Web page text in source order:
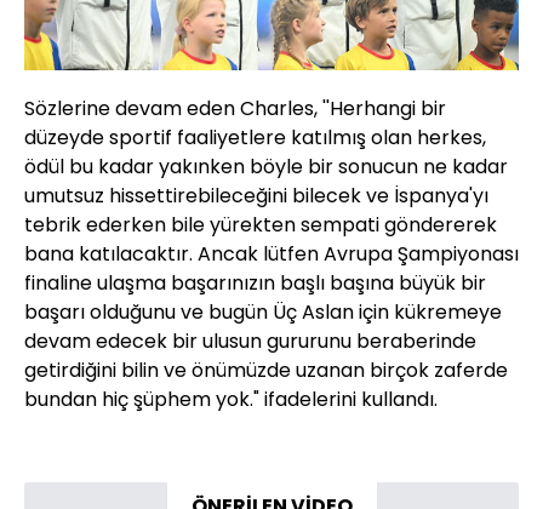
Sözlerine devam eden Charles, ''Herhangi bir
düzeyde sportif faaliyetlere katılmış olan herkes,
ödül bu kadar yakınken böyle bir sonucun ne kadar
umutsuz hissettirebileceğini bilecek ve İspanya'yı
tebrik ederken bile yürekten sempati göndererek
bana katılacaktır. Ancak lütfen Avrupa Şampiyonası
finaline ulaşma başarınızın başlı başına büyük bir
başarı olduğunu ve bugün Üç Aslan için kükremeye
devam edecek bir ulusun gururunu beraberinde
getirdiğini bilin ve önümüzde uzanan birçok zaferde
bundan hiç şüphem yok." ifadelerini kullandı.